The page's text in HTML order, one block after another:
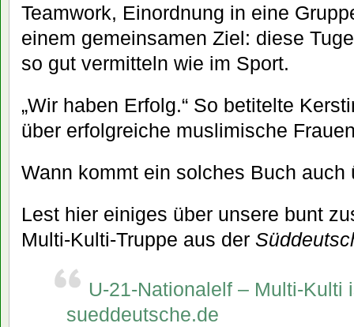
Teamwork, Einordnung in eine
einem gemeinsamen Ziel: diese
so gut vermitteln wie im Sport.
„Wir haben Erfolg.“ So betitelte
über erfolgreiche muslimische
Wann kommt ein solches Buch auch
Lest hier einiges über unsere bunt
Multi-Kulti-Truppe aus der
U-21-Nationalelf – Multi-Kulti
sueddeutsche.de